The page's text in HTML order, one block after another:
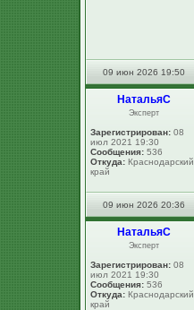
09 июн 2026 19:50
НатальяС
Эксперт
Зарегистрирован: 08
июл 2021 19:30
Сообщения: 536
Откуда: Краснодарский
край
09 июн 2026 20:36
НатальяС
Эксперт
Зарегистрирован: 08
июл 2021 19:30
Сообщения: 536
Откуда: Краснодарский
край